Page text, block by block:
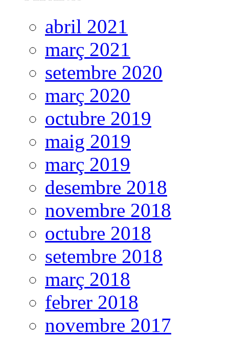
abril 2021
març 2021
setembre 2020
març 2020
octubre 2019
maig 2019
març 2019
desembre 2018
novembre 2018
octubre 2018
setembre 2018
març 2018
febrer 2018
novembre 2017